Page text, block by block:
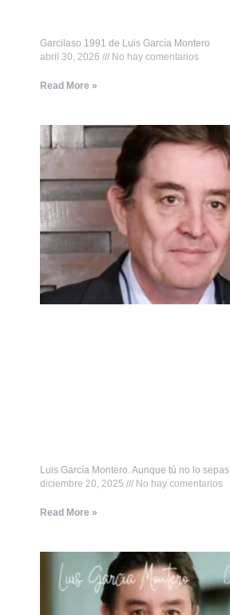
Garcilaso 1991 de Luis García Montero
abril 30, 2026
No hay comentarios
Read More »
Luis García Montero. Aunque tú no lo sepas.
diciembre 20, 2025
No hay comentarios
Read More »